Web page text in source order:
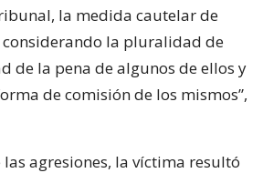
la medida cautelar de
la pluralidad de
de la pena de algunos de ellos y
de comisión de los mismos”,
las agresiones, la víctima resultó